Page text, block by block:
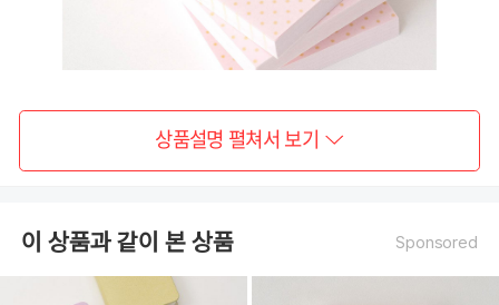
상품설명 펼쳐서 보기
이 상품과 같이 본 상품 Sponsored